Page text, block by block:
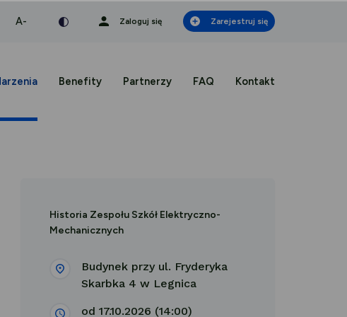
czcionka
A-mniejsza czcionka Zaloguj się Zarejestruj się
Benefity Partnerzy FAQ Kontakt
Historia Zespołu Szkół Elektryczno-
Mechanicznych
Budynek przy ul. Fryderyka
Skarbka 4 w Legnica
od 17.10.2026 (14:00)